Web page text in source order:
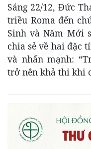
Sáng 22/12, Đức
triều Roma đến
Sinh và Năm Mới
chia sẻ về hai đặc
và nhấn mạnh:
trở nên khả thi khi